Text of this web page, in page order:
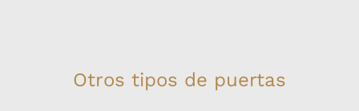
Otros tipos de puertas